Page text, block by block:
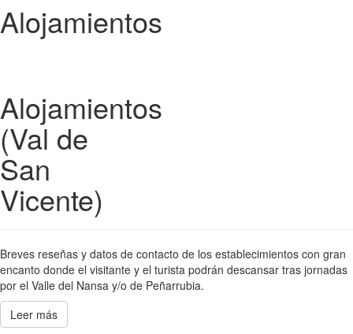
Alojamientos
Alojamientos
(Val de
San
Vicente)
Breves reseñas y datos de contacto de los establecimientos con gran
encanto donde el visitante y el turista podrán descansar tras jornadas
por el Valle del Nansa y/o de Peñarrubia.
Leer más